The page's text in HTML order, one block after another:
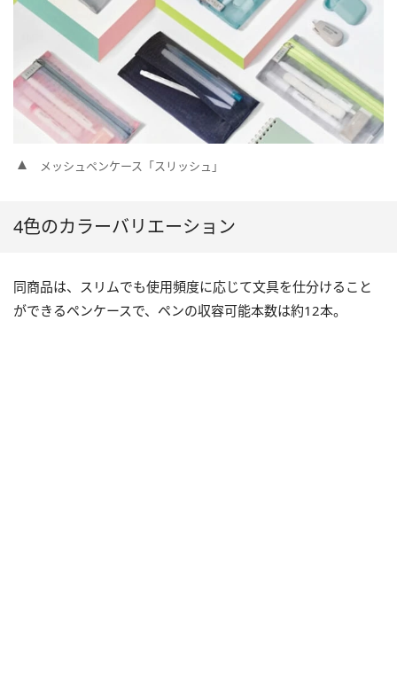
メッシュペンケース「スリッシュ」
4色のカラーバリエーション
同商品は、スリムでも使用頻度に応じて文具を仕分けること
ができるペンケースで、ペンの収容可能本数は約12本。